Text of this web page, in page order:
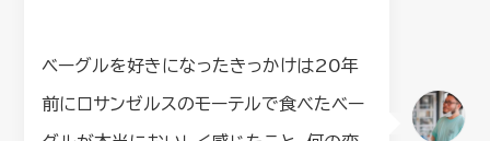
ベーグルを好きになったきっかけは20年
前にロサンゼルスのモーテルで食べたベー